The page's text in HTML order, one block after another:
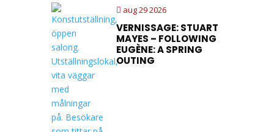
aug 29 2026
VERNISSAGE: STUART
MAYES – FOLLOWING
EUGÈNE: A SPRING
OUTING